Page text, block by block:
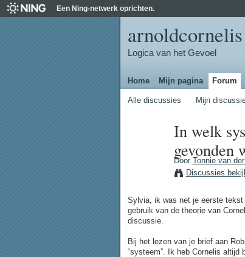
Een Ning-netwerk oprichten.
arnoldcornelis
Logica van het Gevoel
Home Mijn pagina Forum
Alle discussies Mijn
In welk
gevonden
Door Tonnie van
Discussies
Sylvia, ik was net je eerste tekst
gebruik van de theorie van
discussie.
Bij het lezen van je brief aan
“systeem”. Ik heb Cornelis altijd